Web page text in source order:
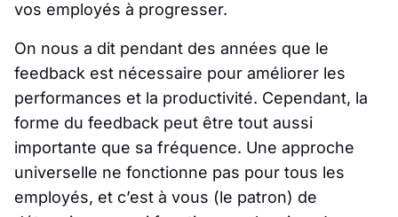
vos employés à progresser.
On nous a dit pendant des années que le
feedback est nécessaire pour améliorer les
performances et la productivité. Cependant, la
forme du feedback peut être tout aussi
importante que sa fréquence. Une approche
universelle ne fonctionne pas pour tous les
employés, et c’est à vous (le patron) de